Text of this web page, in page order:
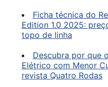
Ficha técnica do
Edition 1.0 2025:
topo de linha
Descubra por que
Elétrico com Menor
revista Quatro Rodas